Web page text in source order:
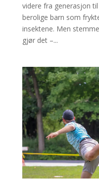
videre fra generasjon
berolige barn som
insektene. Men
gjør det –...